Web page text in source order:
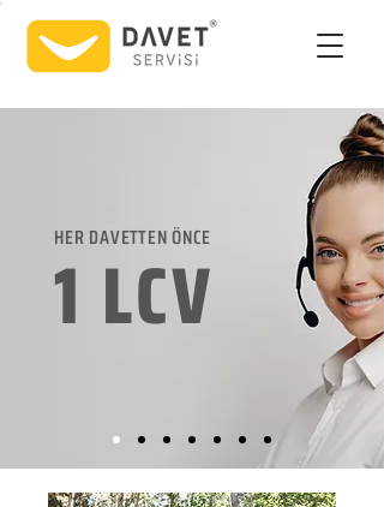
HER DAVETTEN ÖNCE
1 LCV